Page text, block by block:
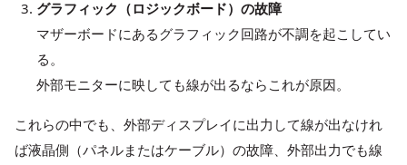
グラフィック（ロジックボード）の故障
マザーボードにあるグラフィック回路が不調を起こしてい
る。
外部モニターに映しても線が出るならこれが原因。
これらの中でも、外部ディスプレイに出力して線が出なけれ
ば液晶側（パネルまたはケーブル）の故障、外部出力でも線